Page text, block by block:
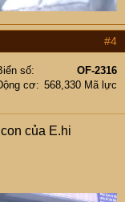
#4
số
OF-2316
cơ
568,330 Mã lực
của E.hi